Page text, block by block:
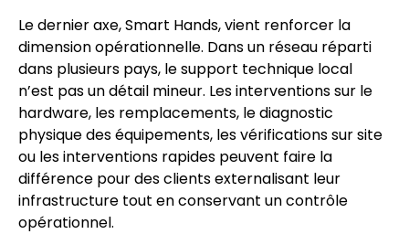
Le dernier axe, Smart Hands, vient renforcer la
dimension opérationnelle. Dans un réseau réparti
dans plusieurs pays, le support technique local
n’est pas un détail mineur. Les interventions sur le
hardware, les remplacements, le diagnostic
physique des équipements, les vérifications sur site
ou les interventions rapides peuvent faire la
différence pour des clients externalisant leur
infrastructure tout en conservant un contrôle
opérationnel.